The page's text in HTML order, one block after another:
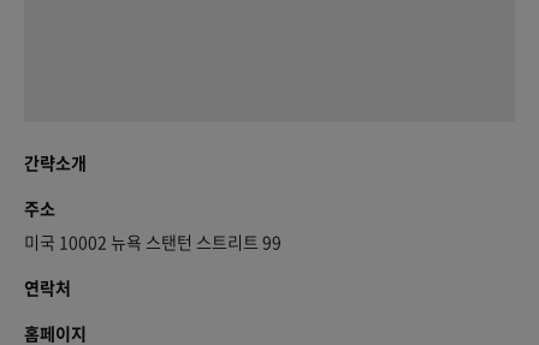
간략소개
주소
미국 10002 뉴욕 스탠턴 스트리트 99
연락처
홈페이지